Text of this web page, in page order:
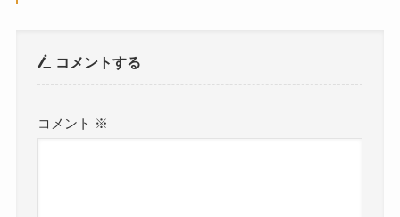
コメントする
コメント ※